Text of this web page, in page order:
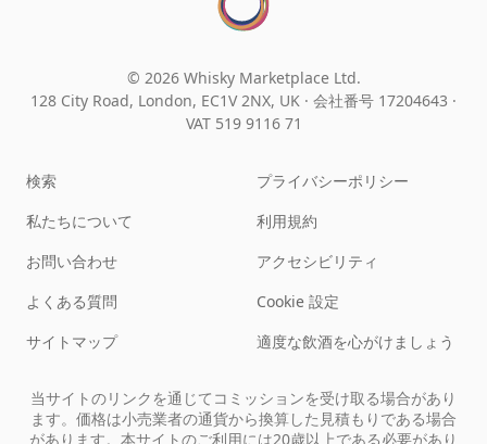
© 2026 Whisky Marketplace Ltd.
128 City Road, London, EC1V 2NX, UK · 会社番号 17204643 ·
VAT 519 9116 71
検索
私たちについて
お問い合わせ
よくある質問
サイトマップ
プライバシーポリシー
利用規約
アクセシビリティ
Cookie 設定
適度な飲酒を心がけましょう
当サイトのリンクを通じてコミッションを受け取る場合があり
ます。価格は小売業者の通貨から換算した見積もりである場合
があります。本サイトのご利用には20歳以上である必要があり